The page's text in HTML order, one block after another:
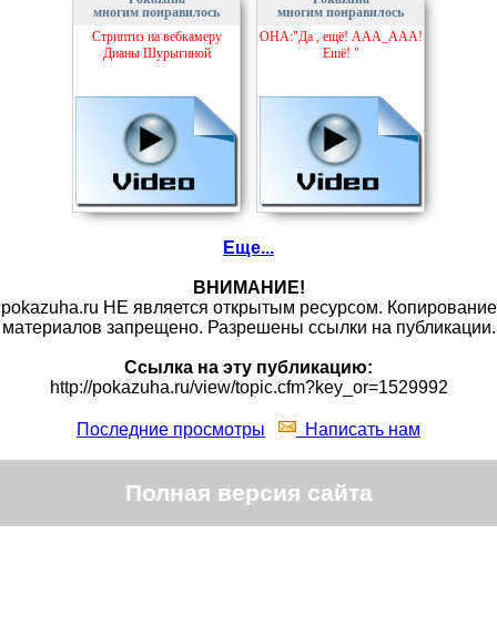
многим понравилось
Стриптиз на вебкамеру
Дианы Шурыгиной
многим понравилось
ОНА:"Да , ещё! ААА_ААА!
Ешё! "
Еще...
ВНИМАНИЕ!
pokazuha.ru НЕ является открытым ресурсом. Копирование
материалов запрещено. Разрешены ссылки на публикации.
Ссылка на эту публикацию:
http://pokazuha.ru/view/topic.cfm?key_or=1529992
Последние просмотры Написать нам
Полная версия сайта